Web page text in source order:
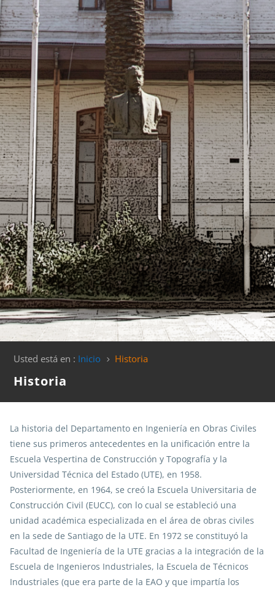
Usted está en : Inicio 5 Historia
Historia
La historia del Departamento en Ingeniería en Obras Civiles
tiene sus primeros antecedentes en la unificación entre la
Escuela Vespertina de Construcción y Topografía y la
Universidad Técnica del Estado (UTE), en 1958.
Posteriormente, en 1964, se creó la Escuela Universitaria de
Construcción Civil (EUCC), con lo cual se estableció una
unidad académica especializada en el área de obras civiles
en la sede de Santiago de la UTE. En 1972 se constituyó la
Facultad de Ingeniería de la UTE gracias a la integración de la
Escuela de Ingenieros Industriales, la Escuela de Técnicos
Industriales (que era parte de la EAO y que impartía los